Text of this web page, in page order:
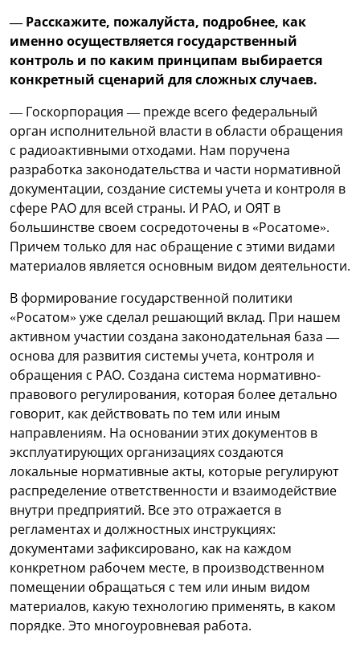
— Расскажите, пожалуйста, подробнее, как
именно осуществляется государственный
контроль и по каким принципам выбирается
конкретный сценарий для сложных случаев.
— Госкорпорация — прежде всего федеральный
орган исполнительной власти в области обращения
с радиоактивными отходами. Нам поручена
разработка законодательства и части нормативной
документации, создание системы учета и контроля в
сфере РАО для всей страны. И РАО, и ОЯТ в
большинстве своем сосредоточены в «Росатоме».
Причем только для нас обращение с этими видами
материалов является основным видом деятельности.
В формирование государственной политики
«Росатом» уже сделал решающий вклад. При нашем
активном участии создана законодательная база —
основа для развития системы учета, контроля и
обращения с РАО. Создана система нормативно-
правового регулирования, которая более детально
говорит, как действовать по тем или иным
направлениям. На основании этих документов в
эксплуатирующих организациях создаются
локальные нормативные акты, которые регулируют
распределение ответственности и взаимодействие
внутри предприятий. Все это отражается в
регламентах и должностных инструкциях:
документами зафиксировано, как на каждом
конкретном рабочем месте, в производственном
помещении обращаться с тем или иным видом
материалов, какую технологию применять, в каком
порядке. Это многоуровневая работа.